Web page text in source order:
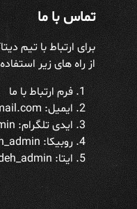
تماس با ما
برای ارتباط با تیم
از راه های زیر
فرم ارتباط با ما
ایمیل: datakadeh@gmail.com
ایدی تلگرام:datakadeh_admin
روبیکا: datakadeh_admin
ایتا: datakadeh_admin